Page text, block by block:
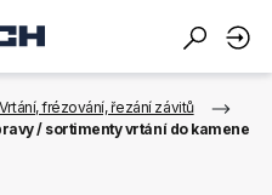
frézování, řezání závitů
/ sortimenty vrtání do kamene